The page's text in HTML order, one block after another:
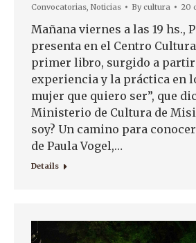
Convocatorias, Noticias Bycultura 20
Mañana viernes a las 19 hs.,
presenta en el Centro
primer libro, surgido a partir
experiencia y la práctica en
mujer que quiero ser”, que
Ministerio de Cultura de
soy? Un camino para
de Paula Vogel,…
Details